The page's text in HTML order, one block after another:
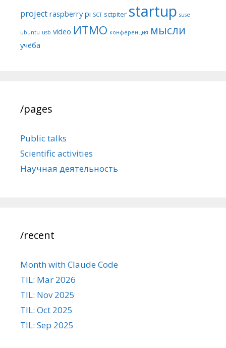
project raspberry pi SCT sctpiter startup suse
ubuntu usb video ИТМО конференция мысли
учёба
/pages
Public talks
Scientific activities
Научная деятельность
/recent
Month with Claude Code
TIL: Mar 2026
TIL: Nov 2025
TIL: Oct 2025
TIL: Sep 2025